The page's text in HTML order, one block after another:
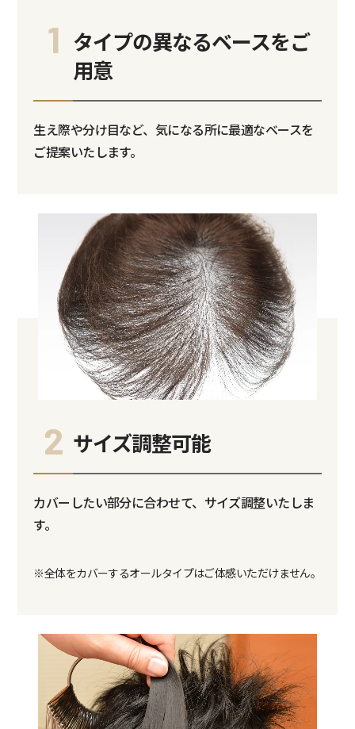
1 タイプの異なるベースをご
用意
生え際や分け目など、気になる所に最適なベースを
ご提案いたします。
2 サイズ調整可能
カバーしたい部分に合わせて、サイズ調整いたしま
す。
※全体をカバーするオールタイプはご体感いただけません。